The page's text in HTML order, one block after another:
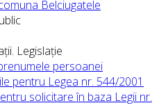
Belciugatele
Legislație
persoanei
pentru Legea nr. 544/2001
solicitare în baza Legii nr.